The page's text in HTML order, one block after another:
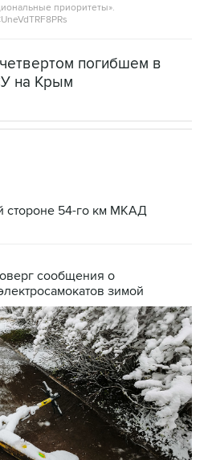
приоритеты».
погибшем в
на Крым
54-го км МКАД
сообщения о
зимой